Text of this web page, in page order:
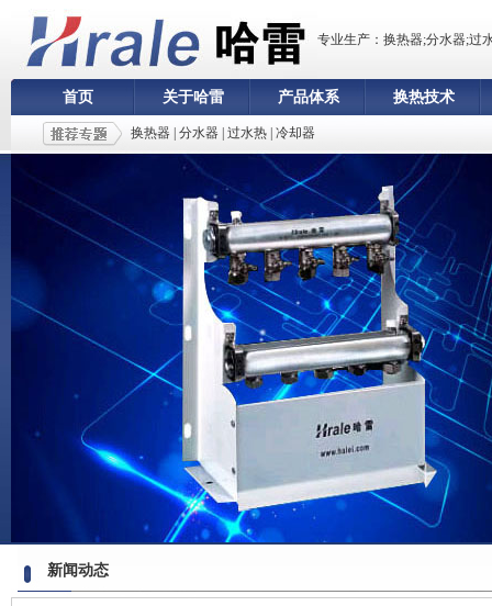
专业生产：换热器;分水器;过
首页 关于哈雷 产品体系 换热技术
换热器 分水器 过水热 冷却器
新闻动态